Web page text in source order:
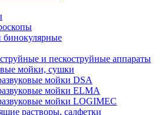
и пескоструйные аппараты
мойки, сушки
мойки DSA
мойки ELMA
мойки LOGIMEC
растворы, салфетки